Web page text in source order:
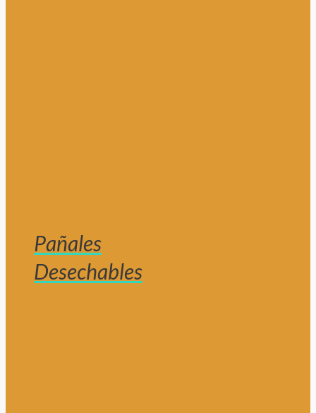
Pañales
Desechables